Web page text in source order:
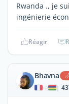
Rwanda ., je
ingénierie
Réagir
Bhavna
|